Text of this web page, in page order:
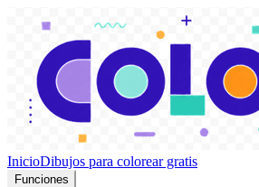
InicioDibujos para colorear gratis
Funciones